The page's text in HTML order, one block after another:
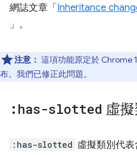
網誌文章「 Inheritance
」。
注意： 這項功能原定於 Chrome
布。我們已修正此問題。
:has-slotted 虛擬
:has-slotted 虛擬類別代